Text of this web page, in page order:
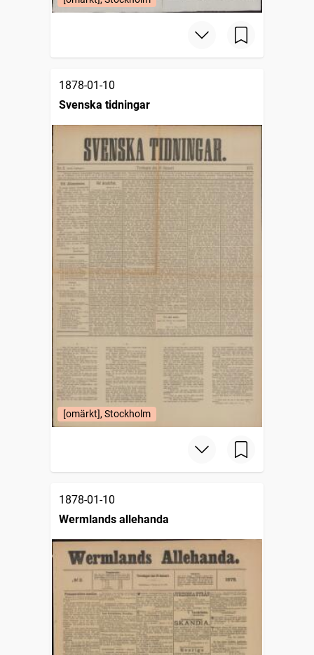
1878-01-10
Svenska tidningar
[omärkt], Stockholm
1878-01-10
Wermlands allehanda